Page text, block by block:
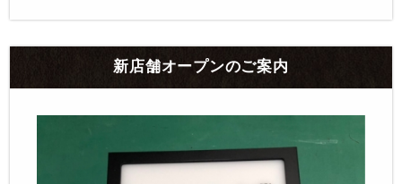
新店舗オープンのご案内